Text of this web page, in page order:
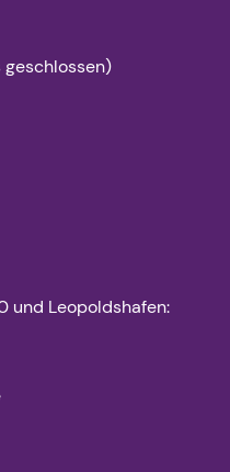
geschlossen)
und Leopoldshafen: